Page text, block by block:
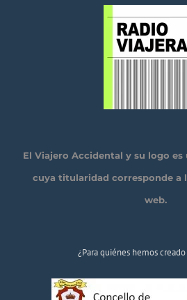
El Viajero Accidental y su logo
cuya titularidad corresponde a
web.
¿Para quiénes hemos